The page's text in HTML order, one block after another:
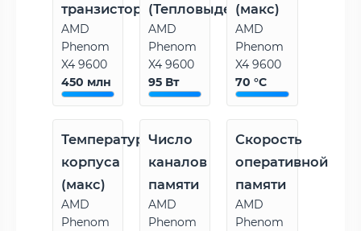
транзисторов
AMD
Phenom
X4 9600
450 млн
(Тепловыделение)
AMD
Phenom
X4 9600
95 Вт
(макс)
AMD
Phenom
X4 9600
70 °C
Температура
корпуса
(макс)
AMD
Phenom
Число
каналов
памяти
AMD
Phenom
Скорость
оперативной
памяти
AMD
Phenom